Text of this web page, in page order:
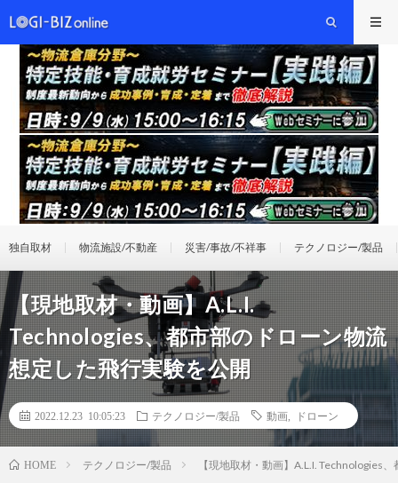
独自取材 物流施設/不動産 災害/事故/不祥事 テクノロジー/製品
【現地取材・動画】A.L.I.
Technologies、都市部のドローン物流
想定した飛行実験を公開
2022.12.23 10:05:23 テクノロジー/製品 動画 ドローン
HOME テクノロジー/製品 【現地取材・動画】A.L.I. Technologies